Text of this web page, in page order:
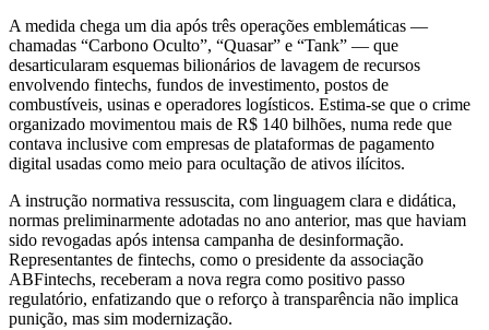
A medida chega um dia após três operações emblemáticas —
chamadas “Carbono Oculto”, “Quasar” e “Tank” — que
desarticularam esquemas bilionários de lavagem de recursos
envolvendo fintechs, fundos de investimento, postos de
combustíveis, usinas e operadores logísticos. Estima-se que o crime
organizado movimentou mais de R$ 140 bilhões, numa rede que
contava inclusive com empresas de plataformas de pagamento
digital usadas como meio para ocultação de ativos ilícitos.
A instrução normativa ressuscita, com linguagem clara e didática,
normas preliminarmente adotadas no ano anterior, mas que haviam
sido revogadas após intensa campanha de desinformação.
Representantes de fintechs, como o presidente da associação
ABFintechs, receberam a nova regra como positivo passo
regulatório, enfatizando que o reforço à transparência não implica
punição, mas sim modernização.